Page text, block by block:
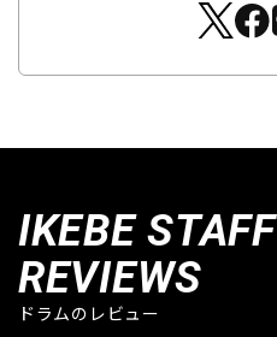
IKEBE STAFF
REVIEWS
ドラムのレビュー